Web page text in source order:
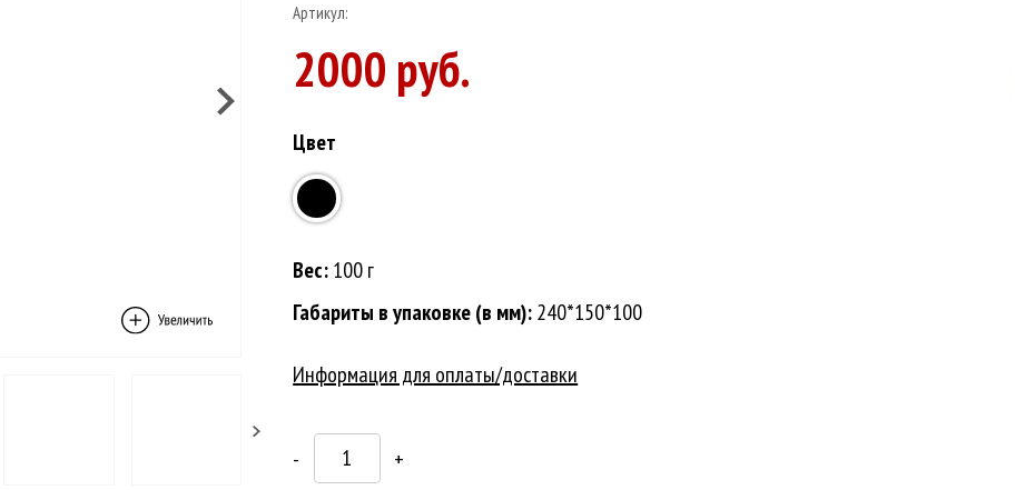
Артикул:
2000 руб.
Цвет
Вес:100 г
Габариты в упаковке (в мм):240*150*100
Информация для оплаты/доставки
- +